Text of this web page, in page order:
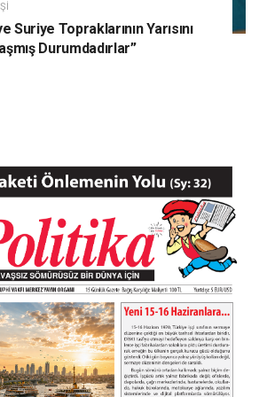
Suriye Topraklarının Yarısını
Durumdadırlar”